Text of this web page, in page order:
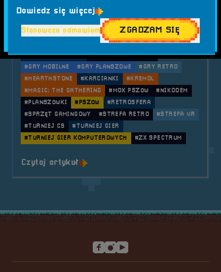
Mobilna RetroSfera
Tagi: #AMIGA #ATARI #DRONY
#E-SPORT
#GAME FEST
#GAMEDOT RYBNIK
#GRY KOMPUTEROWE
#GRY MOBILNE
#GRY PLANSZOWE
#GRY RETRO
#HEARTHSTONE
#KARCIANKI
#KREMOL
#MAGIC: THE GATHERING
#MOK PSZÓW
#NIKODEM
#PLANSZÓWKI
#PSZÓW
#RETROSFERA
#SPRZĘT GAMINGOWY
#STREFA RETRO
#STREFA VR
#TURNIEJ CS
#TURNIEJ GIER
#TURNIEJ GIER KOMPUTEROWYCH
#ZX SPECTRUM
Czytaj artykuło tytule 2019.04.27 Mobilna
Dowiedz się więcej
Stanowczo odmawiam ZGADZAM SIĘ